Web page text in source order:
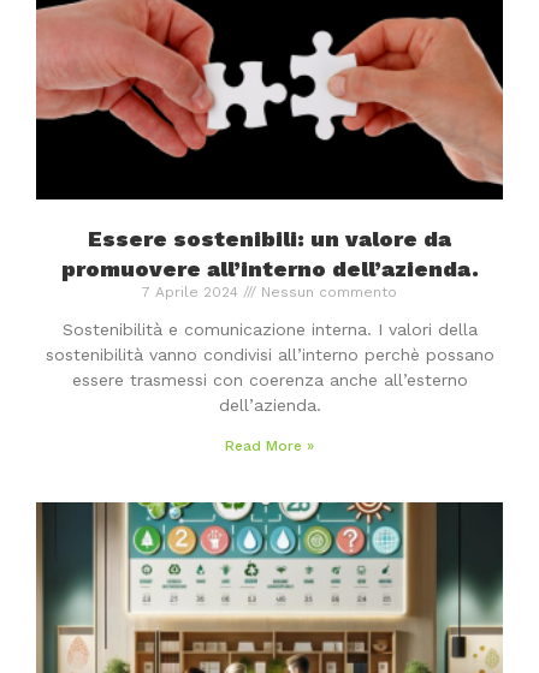
Essere sostenibili: un valore da
promuovere all’interno dell’azienda.
7 Aprile 2024 Nessun commento
Sostenibilità e comunicazione interna. I valori della
sostenibilità vanno condivisi all’interno perchè possano
essere trasmessi con coerenza anche all’esterno
dell’azienda.
Read More »